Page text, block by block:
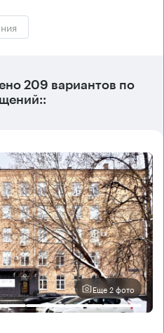
209 вариантов по
Еще 2 фото